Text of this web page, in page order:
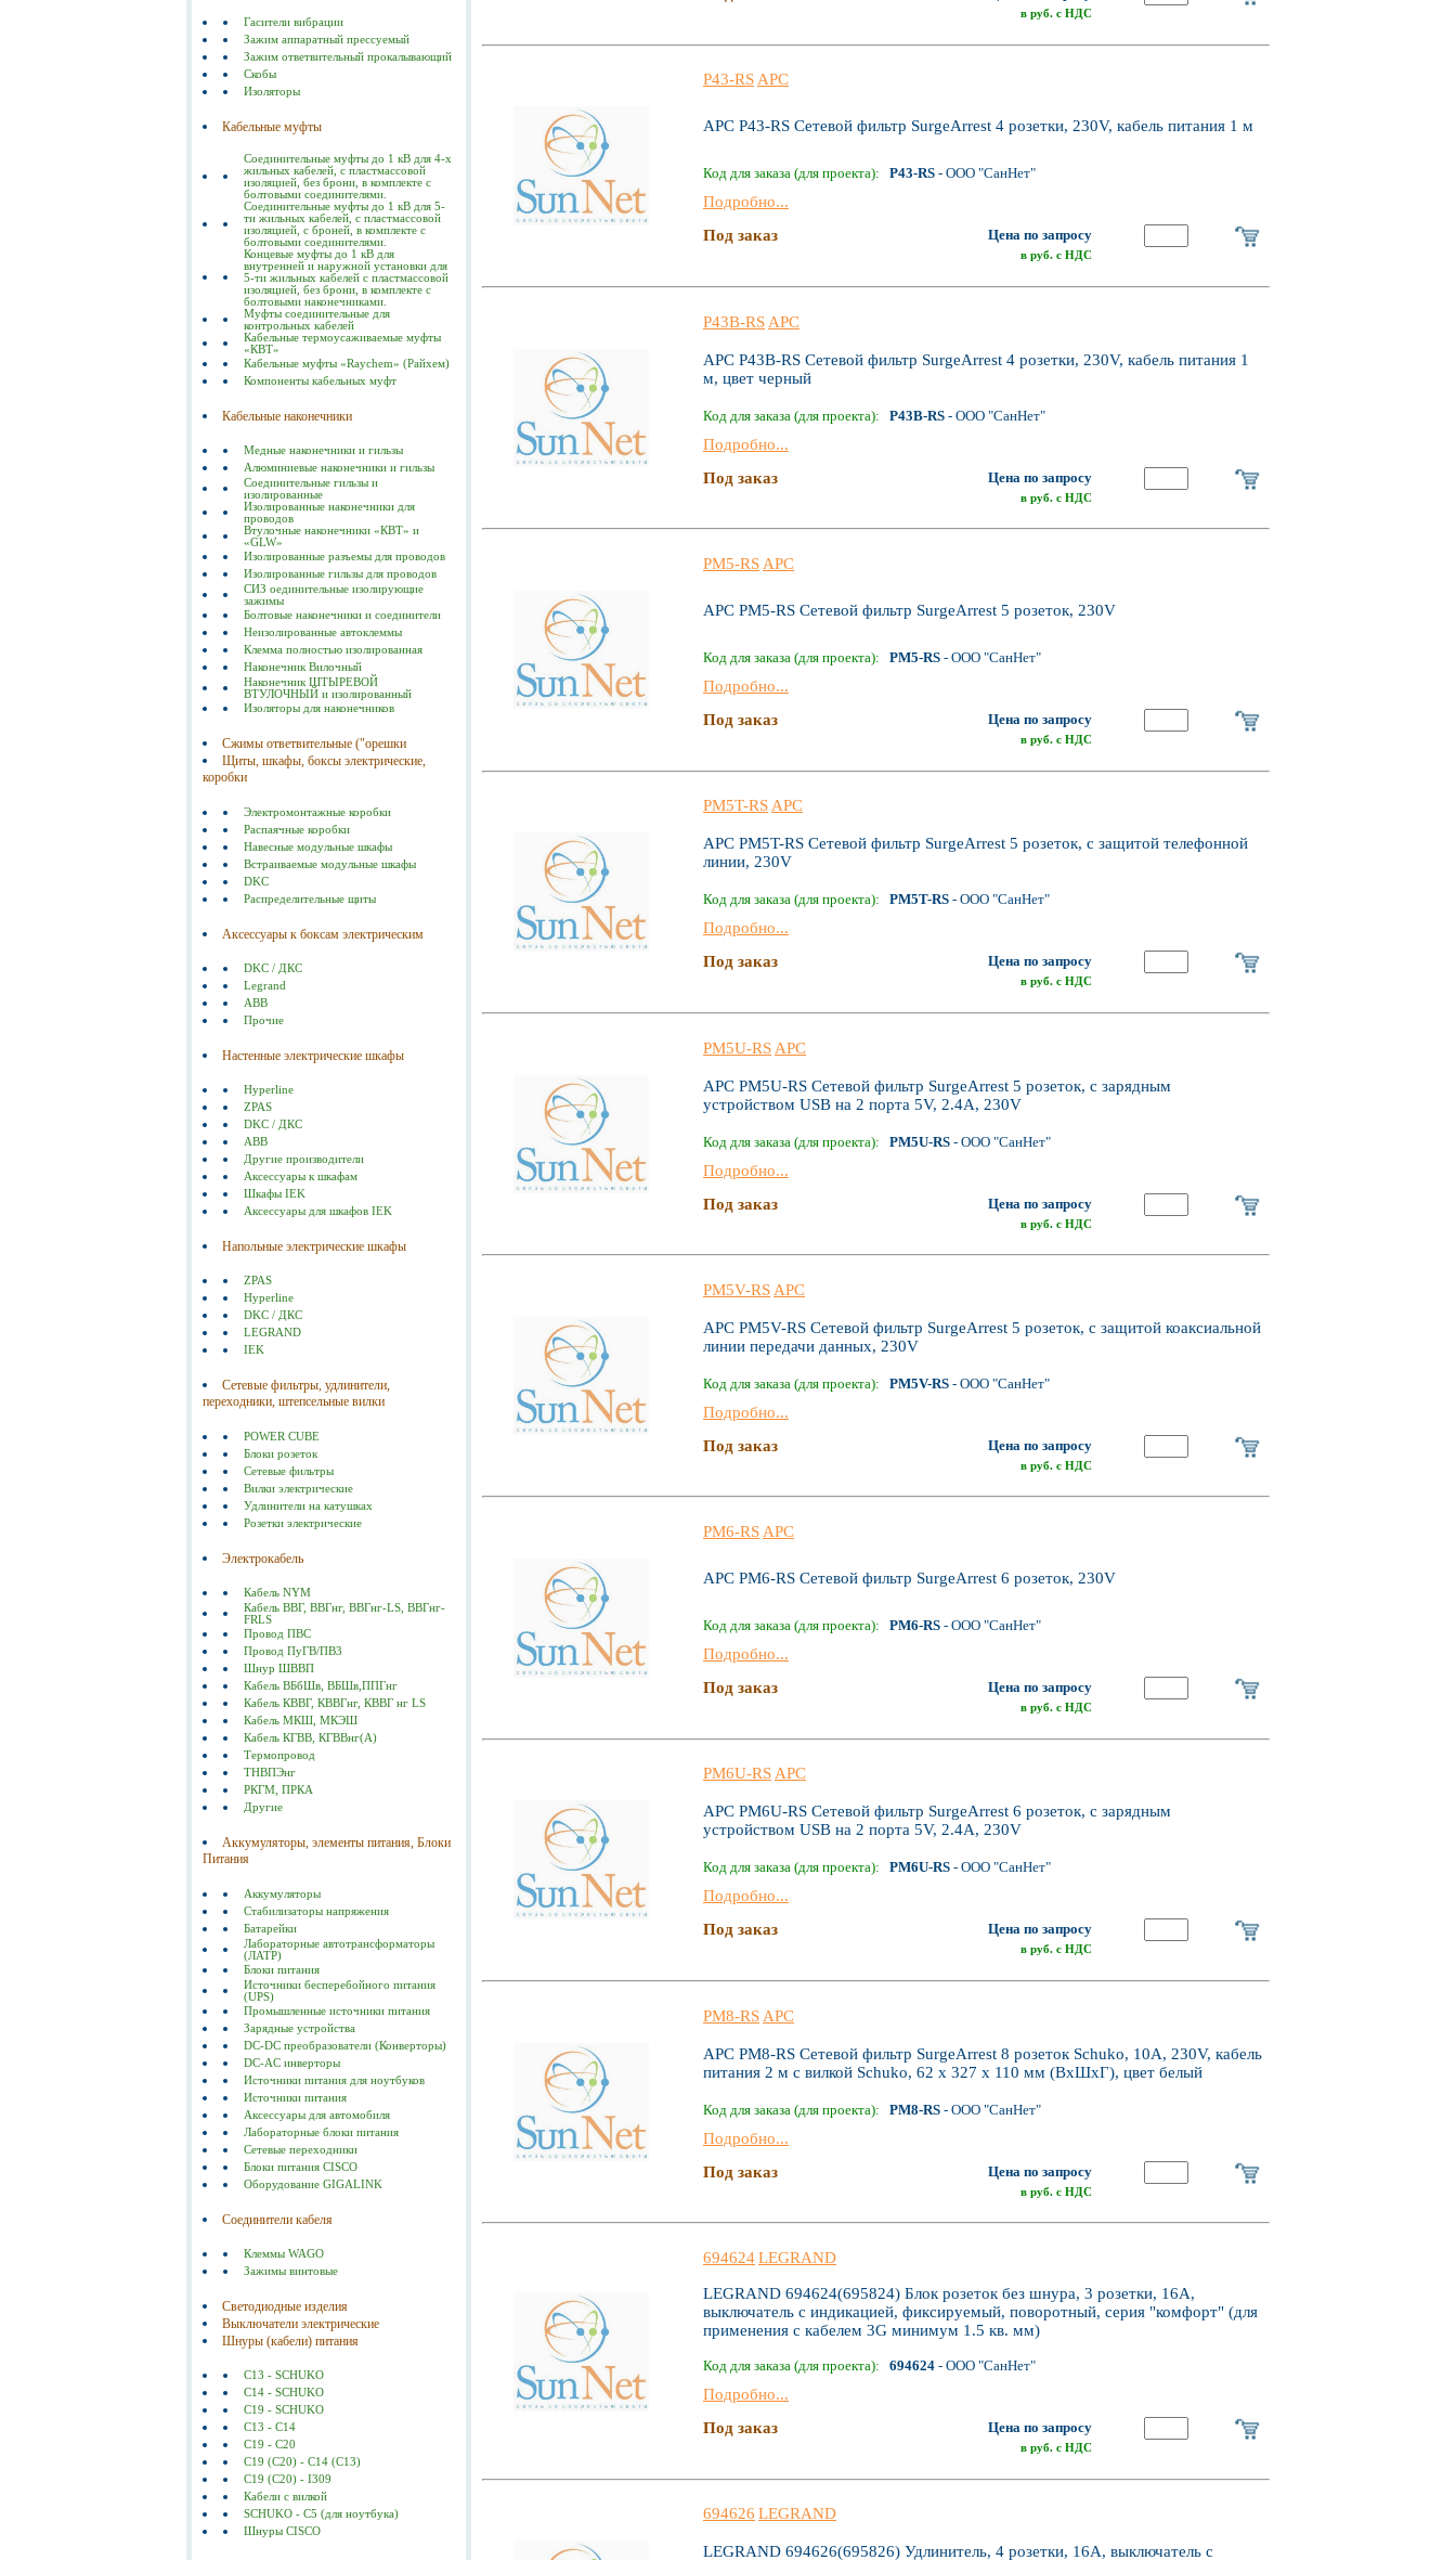
Гасители вибрации
Зажим аппаратный прессуемый
Зажим ответвительный прокалывающий
Скобы
Изоляторы
Кабельные муфты
Соединительные муфты до 1 кВ для 4-х
жильных кабелей, с пластмассовой
изоляцией, без брони, в комплекте с
болтовыми соединителями.
Соединительные муфты до 1 кВ для 5-
ти жильных кабелей, с пластмассовой
изоляцией, с броней, в комплекте с
болтовыми соединителями.
Концевые муфты до 1 кВ для
внутренней и наружной установки для
5-ти жильных кабелей с пластмассовой
изоляцией, без брони, в комплекте с
болтовыми наконечниками.
Муфты соединительные для
контрольных кабелей
Кабельные термоусаживаемые муфты
«КВТ»
Кабельные муфты «Raychem» (Райхем)
Компоненты кабельных муфт
Кабельные наконечники
Медные наконечники и гильзы
Алюминиевые наконечники и гильзы
Соединительные гильзы и
изолированные
Изолированные наконечники для
проводов
Втулочные наконечники «КВТ» и
«GLW»
Изолированные разъемы для проводов
Изолированные гильзы для проводов
СИЗ оединительные изолирующие
зажимы
Болтовые наконечники и соединители
Неизолированные автоклеммы
Клемма полностью изолированная
Наконечник Вилочный
Наконечник ШТЫРЕВОЙ
ВТУЛОЧНЫЙ и изолированный
Изоляторы для наконечников
Сжимы ответвительные ("орешки
Щиты, шкафы, боксы электрические,
коробки
Электромонтажные коробки
Распаячные коробки
Навесные модульные шкафы
Встраиваемые модульные шкафы
DKC
Распределительные щиты
Аксессуары к боксам электрическим
DKC / ДКС
Legrand
ABB
Прочие
Настенные электрические шкафы
Hyperline
ZPAS
DKC / ДКС
ABB
Другие производители
Аксессуары к шкафам
Шкафы IEK
Аксессуары для шкафов IEK
Напольные электрические шкафы
ZPAS
Hyperline
DKC / ДКС
LEGRAND
IEK
Сетевые фильтры, удлинители,
переходники, штепсельные вилки
POWER CUBE
Блоки розеток
Сетевые фильтры
Вилки электрические
Удлинители на катушках
Розетки электрические
Электрокабель
Кабель NYM
Кабель ВВГ, ВВГнг, ВВГнг-LS, ВВГнг-
FRLS
Провод ПВС
Провод ПуГВ/ПВ3
Шнур ШВВП
Кабель ВБбШв, ВБШв,ППГнг
Кабель КВВГ, КВВГнг, КВВГ нг LS
Кабель МКШ, МКЭШ
Кабель КГВВ, КГВВнг(А)
Термопровод
ТНВПЭнг
РКГМ, ПРКА
Другие
Аккумуляторы, элементы питания, Блоки
Питания
Аккумуляторы
Стабилизаторы напряжения
Батарейки
Лабораторные автотрансформаторы
(ЛАТР)
Блоки питания
Источники бесперебойного питания
(UPS)
Промышленные источники питания
Зарядные устройства
DC-DC преобразователи (Конверторы)
DC-AC инверторы
Источники питания для ноутбуков
Источники питания
Аксессуары для автомобиля
Лабораторные блоки питания
Сетевые переходники
Блоки питания CISCO
Оборудование GIGALINK
Соединители кабеля
Клеммы WAGO
Зажимы винтовые
Светодиодные изделия
Выключатели электрические
Шнуры (кабели) питания
C13 - SCHUKO
C14 - SCHUKO
C19 - SCHUKO
C13 - C14
C19 - C20
C19 (С20) - C14 (С13)
C19 (C20) - I309
Кабели с вилкой
SCHUKO - C5 (для ноутбука)
Шнуры CISCO
в руб. с НДС
P43-RSAPC
APC P43-RS Сетевой фильтр SurgeArrest 4 розетки, 230V, кабель питания 1 м
Код для заказа (для проекта): P43-RS - ООО "СанНет"
Подробно...
Под заказ
Цена по запросу
в руб. с НДС
P43B-RS APC
APC P43B-RS Сетевой фильтр SurgeArrest 4 розетки, 230V, кабель питания 1
м, цвет черный
Код для заказа (для проекта): P43B-RS - ООО "СанНет"
Подробно...
Под заказ
Цена по запросу
в руб. с НДС
PM5-RS APC
APC PM5-RS Сетевой фильтр SurgeArrest 5 розеток, 230V
Код для заказа (для проекта): PM5-RS - ООО "СанНет"
Подробно...
Под заказ
Цена по запросу
в руб. с НДС
PM5T-RS APC
APC PM5T-RS Сетевой фильтр SurgeArrest 5 розеток, с защитой телефонной
линии, 230V
Код для заказа (для проекта): PM5T-RS - ООО "СанНет"
Подробно...
Под заказ
Цена по запросу
в руб. с НДС
PM5U-RS APC
APC PM5U-RS Сетевой фильтр SurgeArrest 5 розеток, с зарядным
устройством USB на 2 порта 5V, 2.4A, 230V
Код для заказа (для проекта): PM5U-RS - ООО "СанНет"
Подробно...
Под заказ
Цена по запросу
в руб. с НДС
PM5V-RS APC
APC PM5V-RS Сетевой фильтр SurgeArrest 5 розеток, с защитой коаксиальной
линии передачи данных, 230V
Код для заказа (для проекта): PM5V-RS - ООО "СанНет"
Подробно...
Под заказ
Цена по запросу
в руб. с НДС
PM6-RS APC
APC PM6-RS Сетевой фильтр SurgeArrest 6 розеток, 230V
Код для заказа (для проекта): PM6-RS - ООО "СанНет"
Подробно...
Под заказ
Цена по запросу
в руб. с НДС
PM6U-RSAPC
APC PM6U-RS Сетевой фильтр SurgeArrest 6 розеток, с зарядным
устройством USB на 2 порта 5V, 2.4A, 230V
Код для заказа (для проекта): PM6U-RS - ООО "СанНет"
Подробно...
Под заказ
Цена по запросу
в руб. с НДС
PM8-RS APC
APC PM8-RS Сетевой фильтр SurgeArrest 8 розеток Schuko, 10A, 230V, кабель
питания 2 м с вилкой Schuko, 62 х 327 х 110 мм (ВхШхГ), цвет белый
Код для заказа (для проекта): PM8-RS - ООО "СанНет"
Подробно...
Под заказ
Цена по запросу
в руб. с НДС
694624LEGRAND
LEGRAND 694624(695824) Блок розеток без шнура, 3 розетки, 16А,
выключатель с индикацией, фиксируемый, поворотный, серия "комфорт" (для
применения с кабелем 3G минимум 1.5 кв. мм)
Код для заказа (для проекта): 694624 - ООО "СанНет"
Подробно...
Под заказ
Цена по запросу
в руб. с НДС
694626 LEGRAND
LEGRAND 694626(695826) Удлинитель, 4 розетки, 16А, выключатель с